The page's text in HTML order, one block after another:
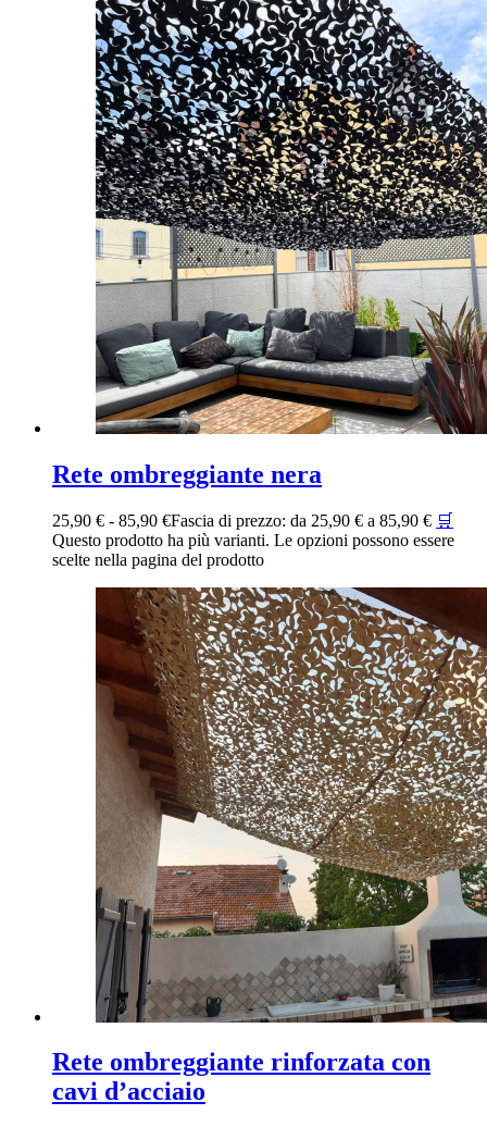
Rete ombreggiante nera
25,90 € - 85,90 €Fascia di prezzo: da 25,90 € a 85,90 € 🛒
Questo prodotto ha più varianti. Le opzioni possono essere
scelte nella pagina del prodotto
Rete ombreggiante rinforzata con
cavi d’acciaio